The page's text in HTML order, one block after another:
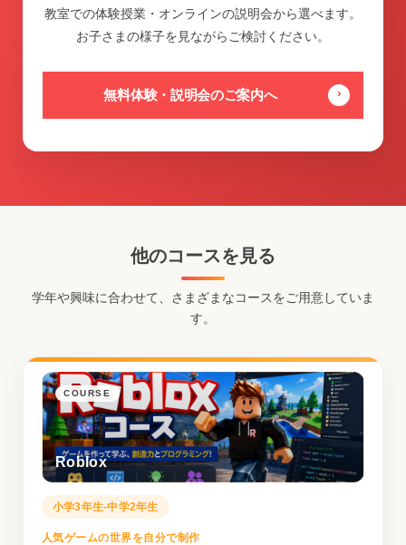
教室での体験授業・オンラインの説明会から選べます。
お子さまの様子を見ながらご検討ください。
無料体験・説明会のご案内へ
他のコースを見る
学年や興味に合わせて、さまざまなコースをご用意していま
す。
COURSE
Roblox
小学3年生-中学2年生
人気ゲームの世界を自分で制作